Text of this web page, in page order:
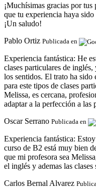
¡Muchísimas gracias por tus
que tu experiencia haya
¡Un saludo!
Pablo Ortiz Publicada en
Experiencia fantástica: He
clases particulares de
los sentidos. El trato ha
para este tipos de clases
Melissa, es cercana,
adaptar a la perfección a
Oscar Serrano Publicada en
Experiencia fantástica:
curso de B2 está muy bien
que mi profesora sea
el inglés y ademas las
Carlos Bernal Alvarez